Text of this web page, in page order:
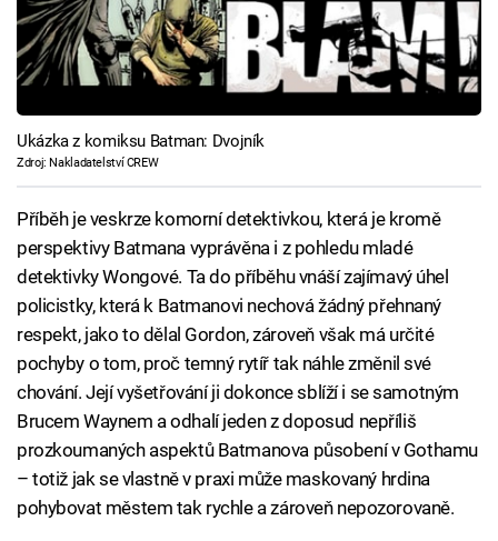
Ukázka z komiksu Batman: Dvojník
Zdroj: Nakladatelství CREW
Příběh je veskrze komorní detektivkou, která je kromě
perspektivy Batmana vyprávěna i z pohledu mladé
detektivky Wongové. Ta do příběhu vnáší zajímavý úhel
policistky, která k Batmanovi nechová žádný přehnaný
respekt, jako to dělal Gordon, zároveň však má určité
pochyby o tom, proč temný rytíř tak náhle změnil své
chování. Její vyšetřování ji dokonce sblíží i se samotným
Brucem Waynem a odhalí jeden z doposud nepříliš
prozkoumaných aspektů Batmanova působení v Gothamu
– totiž jak se vlastně v praxi může maskovaný hrdina
pohybovat městem tak rychle a zároveň nepozorovaně.